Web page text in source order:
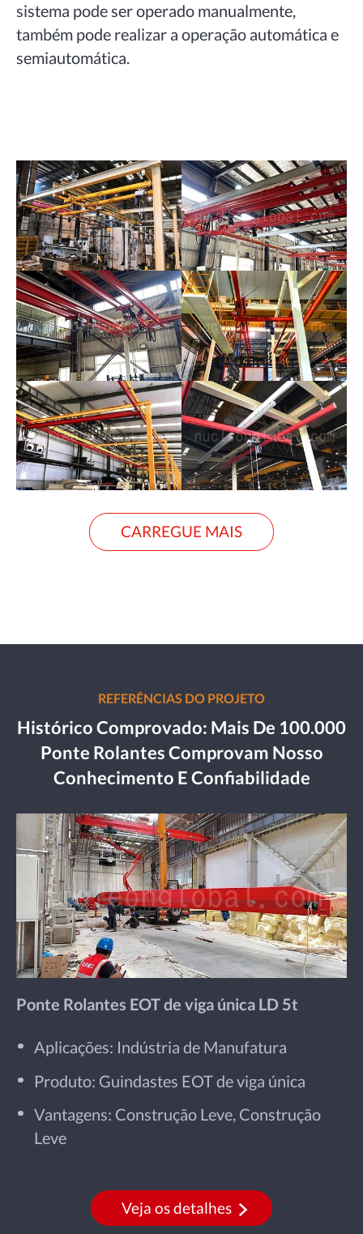
sistema pode ser operado manualmente,
também pode realizar a operação automática e
semiautomática.
CARREGUE MAIS
REFERÊNCIAS DO PROJETO
Histórico Comprovado: Mais De 100.000
Ponte Rolantes Comprovam Nosso
Conhecimento E Confiabilidade
Ponte Rolantes EOT de viga única LD 5t
Aplicações: Indústria de Manufatura
Produto: Guindastes EOT de viga única
Vantagens: Construção Leve, Construção
Leve
Veja os detalhes